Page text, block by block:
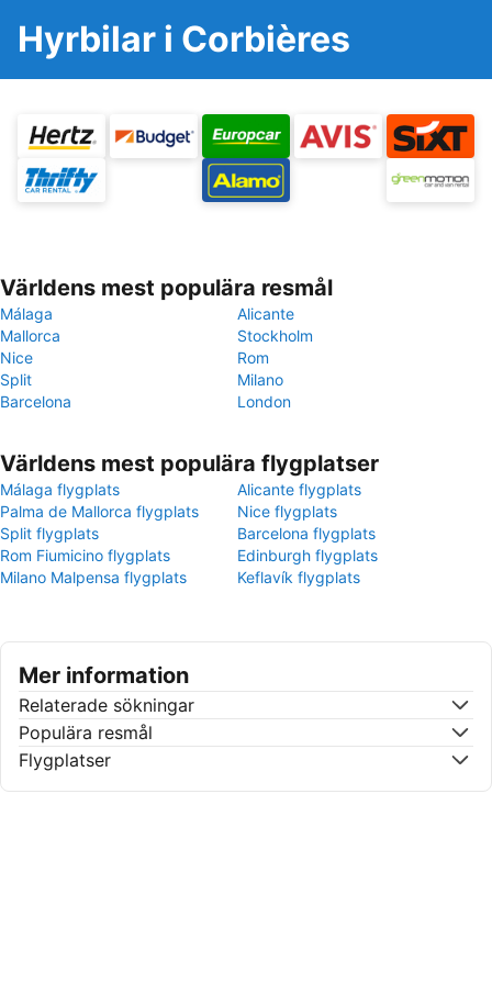
Hyrbilar i Corbières
Världens mest populära resmål
Málaga
Alicante
Mallorca
Stockholm
Nice
Rom
Split
Milano
Barcelona
London
Världens mest populära flygplatser
Málaga flygplats
Alicante flygplats
Palma de Mallorca flygplats
Nice flygplats
Split flygplats
Barcelona flygplats
Rom Fiumicino flygplats
Edinburgh flygplats
Milano Malpensa flygplats
Keflavík flygplats
Mer information
Relaterade sökningar
Populära resmål
Flygplatser